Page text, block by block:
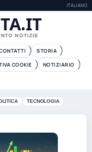
ITALIANO
NOTIZIE
STORIA
COOKIE
NOTIZIARIO
TECNOLOGIA